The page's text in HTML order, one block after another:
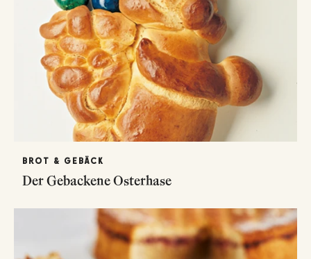
BROT & GEBÄCK
Der Gebackene Osterhase